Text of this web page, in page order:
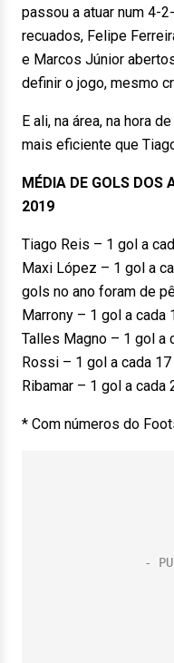
passou a atuar num 4-
recuados, Felipe
e Marcos Júnior
definir o jogo, mesmo
E ali, na área, na hora
mais eficiente que
MÉDIA DE GOLS DOS
2019
Tiago Reis – 1 gol a
Maxi López – 1 gol a
gols no ano foram de
Marrony – 1 gol a cada
Talles Magno – 1 gol a
Rossi – 1 gol a cada
Ribamar – 1 gol a cada
* Com números do